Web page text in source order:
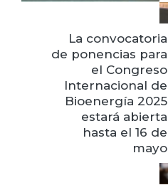
La convocatoria
de ponencias para
el Congreso
Internacional de
Bioenergía 2025
estará abierta
hasta el 16 de
mayo